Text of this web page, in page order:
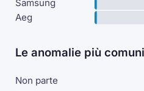
Samsung
Aeg
Le anomalie più comuni
Non parte